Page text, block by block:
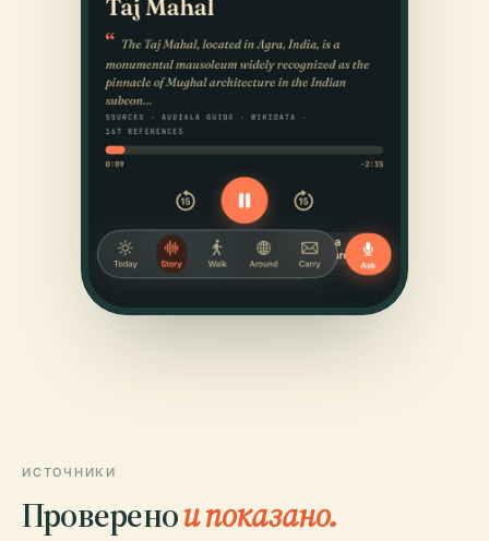
ИСТОЧНИКИ
Проверенои показано.